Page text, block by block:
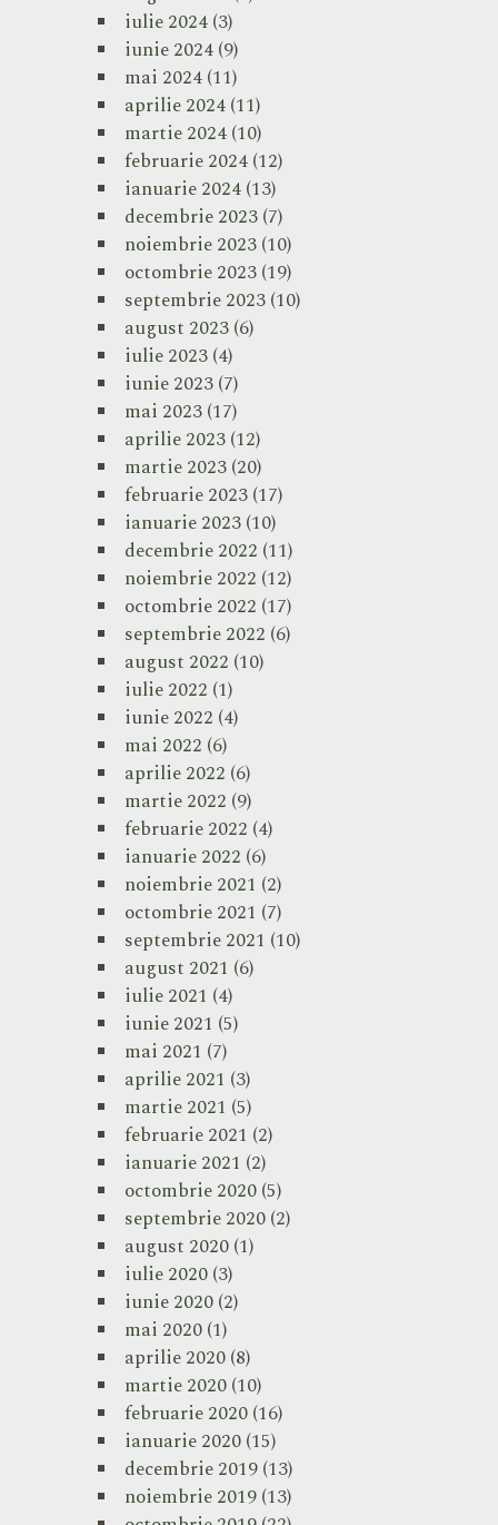
iulie 2024(3)
iunie 2024(9)
mai 2024(11)
aprilie 2024(11)
martie 2024(10)
februarie 2024(12)
ianuarie 2024(13)
decembrie 2023(7)
noiembrie 2023(10)
octombrie 2023(19)
septembrie 2023(10)
august 2023(6)
iulie 2023(4)
iunie 2023(7)
mai 2023(17)
aprilie 2023(12)
martie 2023(20)
februarie 2023(17)
ianuarie 2023(10)
decembrie 2022 (11)
noiembrie 2022 (12)
octombrie 2022 (17)
septembrie 2022 (6)
august 2022 (10)
iulie 2022 (1)
iunie 2022 (4)
mai 2022 (6)
aprilie 2022 (6)
martie 2022 (9)
februarie 2022 (4)
ianuarie 2022 (6)
noiembrie 2021 (2)
octombrie 2021 (7)
septembrie 2021 (10)
august 2021 (6)
iulie 2021 (4)
iunie 2021 (5)
mai 2021 (7)
aprilie 2021 (3)
martie 2021 (5)
februarie 2021 (2)
ianuarie 2021 (2)
octombrie 2020(5)
septembrie 2020(2)
august 2020(1)
iulie 2020(3)
iunie 2020(2)
mai 2020(1)
aprilie 2020(8)
martie 2020(10)
februarie 2020(16)
ianuarie 2020(15)
decembrie 2019(13)
noiembrie 2019(13)